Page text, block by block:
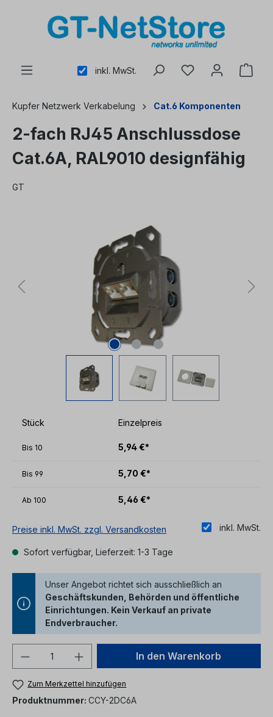
inkl. MwSt.
Kupfer Netzwerk Verkabelung Cat.6 Komponenten
2-fach RJ45 Anschlussdose
Cat.6A, RAL9010 designfähig
GT
Stück Einzelpreis
Bis 10 5,94 €*
Bis 99 5,70 €*
Ab 100 5,46 €*
inkl. MwSt.
Preise inkl. MwSt. zzgl. Versandkosten
Sofort verfügbar, Lieferzeit: 1-3 Tage
Unser Angebot richtet sich ausschließlich an
Geschäftskunden, Behörden und öffentliche
Einrichtungen. Kein Verkauf an private
Endverbraucher.
Produkt Anzahl: Gib denIn den Warenkorb
Zum Merkzettel hinzufügen
Produktnummer: CCY-2DC6A